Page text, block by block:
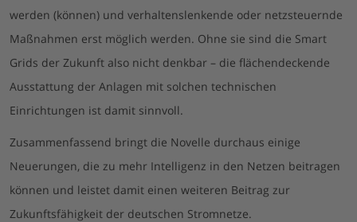
werden (können) und verhaltenslenkende oder netzsteuernde
Maßnahmen erst möglich werden. Ohne sie sind die Smart
Grids der Zukunft also nicht denkbar – die flächendeckende
Ausstattung der Anlagen mit solchen technischen
Einrichtungen ist damit sinnvoll.
Zusammenfassend bringt die Novelle durchaus einige
Neuerungen, die zu mehr Intelligenz in den Netzen beitragen
können und leistet damit einen weiteren Beitrag zur
Zukunftsfähigkeit der deutschen Stromnetze.